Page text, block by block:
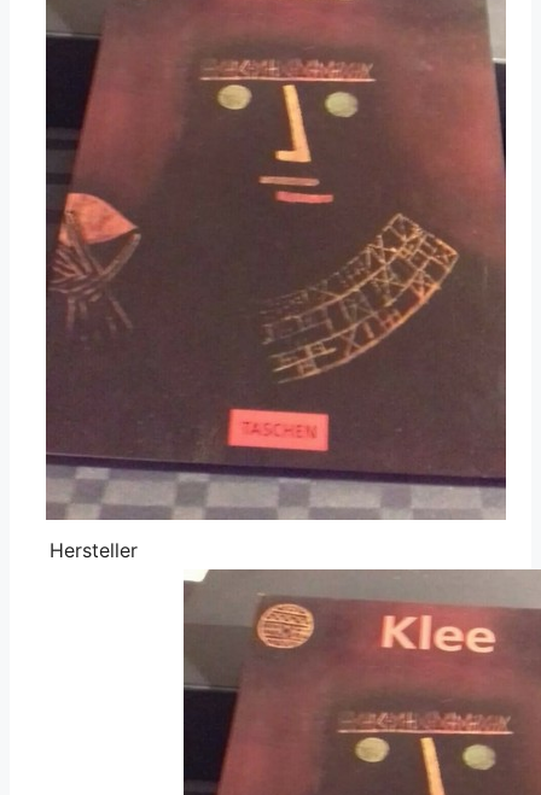
Hersteller